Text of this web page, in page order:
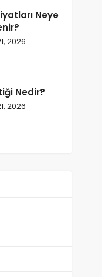
Neye
2026
Nedir?
2026